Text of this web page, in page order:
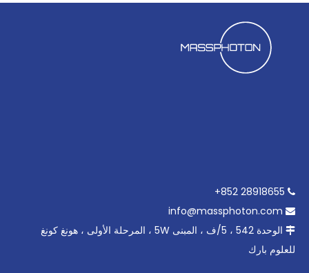



الوحدة 542 ، 5/ف ، المبنى 5W ، المرحلة الأولى ، هونغ كونغ
للعلوم بارك